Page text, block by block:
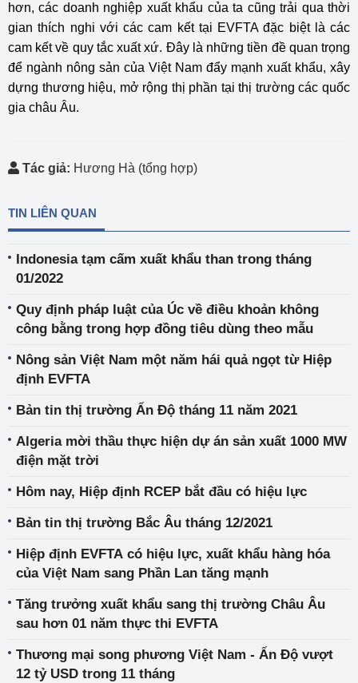
hơn, các doanh nghiệp xuất khẩu của ta cũng trải qua thời
gian thích nghi với các cam kết tại EVFTA đặc biệt là các
cam kết về quy tắc xuất xứ. Đây là những tiền đề quan trọng
để ngành nông sản của Việt Nam đẩy mạnh xuất khẩu, xây
dựng thương hiệu, mở rộng thị phần tại thị trường các quốc
gia châu Âu.
Tác giả: Hương Hà (tổng hợp)
TIN LIÊN QUAN
Indonesia tạm cấm xuất khẩu than trong tháng
01/2022
Quy định pháp luật của Úc về điều khoản không
công bằng trong hợp đồng tiêu dùng theo mẫu
Nông sản Việt Nam một năm hái quả ngọt từ Hiệp
định EVFTA
Bản tin thị trường Ấn Độ tháng 11 năm 2021
Algeria mời thầu thực hiện dự án sản xuất 1000 MW
điện mặt trời
Hôm nay, Hiệp định RCEP bắt đầu có hiệu lực
Bản tin thị trường Bắc Âu tháng 12/2021
Hiệp định EVFTA có hiệu lực, xuất khẩu hàng hóa
của Việt Nam sang Phần Lan tăng mạnh
Tăng trưởng xuất khẩu sang thị trường Châu Âu
sau hơn 01 năm thực thi EVFTA
Thương mại song phương Việt Nam - Ấn Độ vượt
12 tỷ USD trong 11 tháng